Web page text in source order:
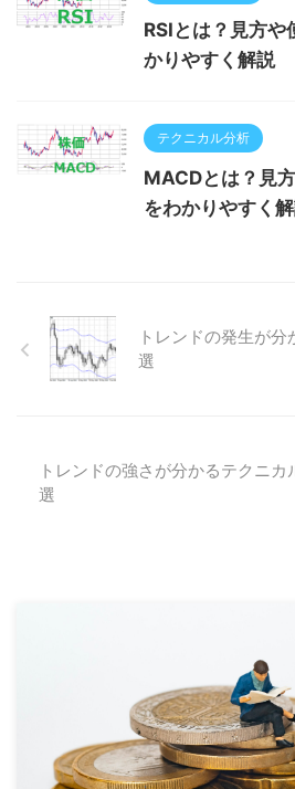
RSIとは？見方や
かりやすく解説
テクニカル分析
MACDとは？見
をわかりやすく
トレンドの発生が分
選
トレンドの強さが分かるテクニカ
選